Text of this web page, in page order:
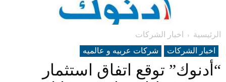
الرئيسية
اخبار الشركات
اخبار الشركات
شرکات عربیه و عالمیه
“أدنوك” توقع اتفاق استثمار